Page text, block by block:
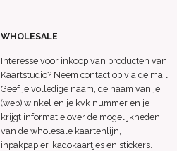
WHOLESALE
Interesse voor inkoop van producten van
Kaartstudio? Neem contact op via de mail.
Geef je volledige naam, de naam van je
(web) winkel en je kvk nummer en je
krijgt informatie over de mogelijkheden
van de wholesale kaartenlijn,
inpakpapier, kadokaartjes en stickers.